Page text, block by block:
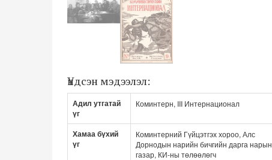
Үндсэн мэдээлэл:
Адил утгатай
үг
Коминтерн, III Интернационал
Хамаа бүхий
үг
Коминтерний Гүйцэтгэх хороо, Алс
Дорнодын нарийн бичгийн дарга нарын
газар, КИ-ны төлөөлөгч